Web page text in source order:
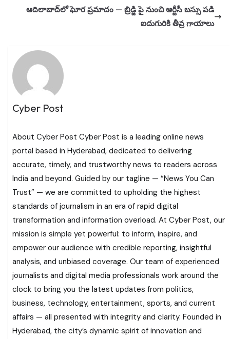
ఆదిలాబాద్‌లో ఘోర ప్రమాదం — బ్రిడ్జి పై నుంచి ఆర్టీసీ బస్సు పడి
ఐదుగురికి తీవ్ర గాయాలు
Cyber Post
About Cyber Post Cyber Post is a leading online news
portal based in Hyderabad, dedicated to delivering
accurate, timely, and trustworthy news to readers across
India and beyond. Guided by our tagline — “News You Can
Trust” — we are committed to upholding the highest
standards of journalism in an era of rapid digital
transformation and information overload. At Cyber Post, our
mission is simple yet powerful: to inform, inspire, and
empower our audience with credible reporting, insightful
analysis, and unbiased coverage. Our team of experienced
journalists and digital media professionals work around the
clock to bring you the latest updates from politics,
business, technology, entertainment, sports, and current
affairs — all presented with integrity and clarity. Founded in
Hyderabad, the city’s dynamic spirit of innovation and